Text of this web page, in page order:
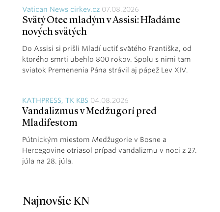
Vatican News cirkev.cz 07.08.2026
Svätý Otec mladým v Assisi: Hľadáme
nových svätých
Do Assisi si prišli Mladí uctiť svätého Františka, od
ktorého smrti ubehlo 800 rokov. Spolu s nimi tam
sviatok Premenenia Pána strávil aj pápež Lev XIV.
KATHPRESS, TK KBS 04.08.2026
Vandalizmus v Medžugorí pred
Mladifestom
Pútnickým miestom Medžugorie v Bosne a
Hercegovine otriasol prípad vandalizmu v noci z 27.
júla na 28. júla.
Najnovšie KN